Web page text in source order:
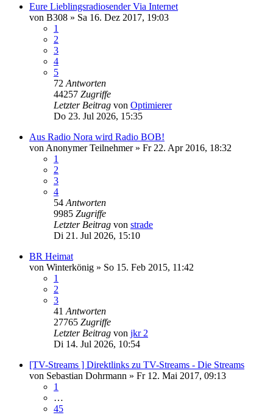
Eure Lieblingsradiosender Via Internet
von B308 » Sa 16. Dez 2017, 19:03
1
2
3
4
5
72 Antworten
44257 Zugriffe
Letzter Beitrag von Optimierer
Do 23. Jul 2026, 15:35
Aus Radio Nora wird Radio BOB!
von Anonymer Teilnehmer» Fr 22. Apr 2016, 18:32
1
2
3
4
54 Antworten
9985 Zugriffe
Letzter Beitrag von strade
Di 21. Jul 2026, 15:10
BR Heimat
von Winterkönig » So 15. Feb 2015, 11:42
1
2
3
41 Antworten
27765 Zugriffe
Letzter Beitrag von jkr 2
Di 14. Jul 2026, 10:54
[TV-Streams ] Direktlinks zu TV-Streams - Die Streams
von Sebastian Dohrmann » Fr 12. Mai 2017, 09:13
1
…
45